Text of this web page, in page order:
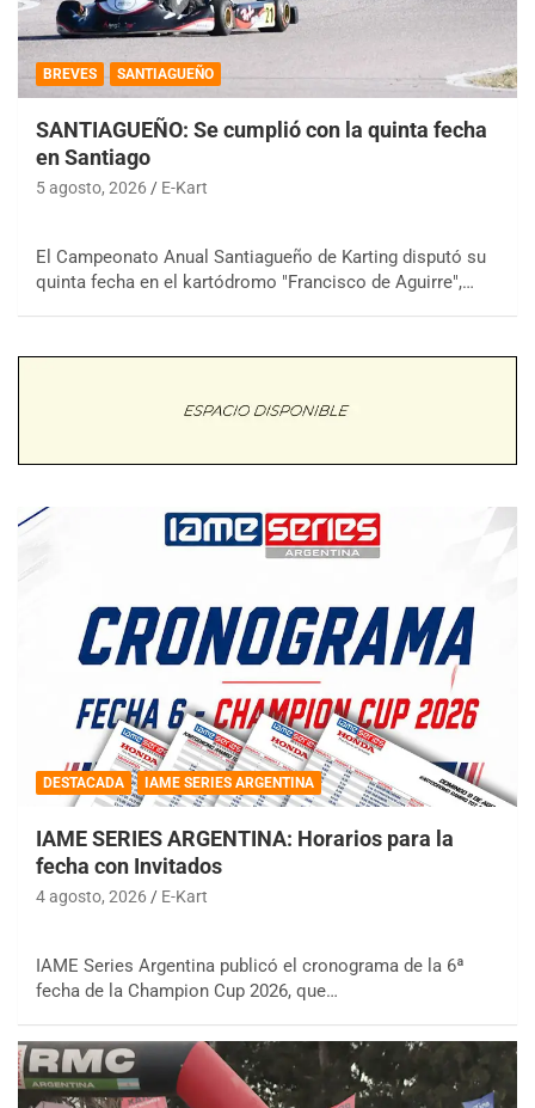
BREVES SANTIAGUEÑO
SANTIAGUEÑO: Se cumplió con la quinta fecha
en Santiago
5 agosto, 2026 E-Kart
El Campeonato Anual Santiagueño de Karting disputó su
quinta fecha en el kartódromo "Francisco de Aguirre",…
DESTACADA IAME SERIES ARGENTINA
IAME SERIES ARGENTINA: Horarios para la
fecha con Invitados
4 agosto, 2026 E-Kart
IAME Series Argentina publicó el cronograma de la 6ª
fecha de la Champion Cup 2026, que…